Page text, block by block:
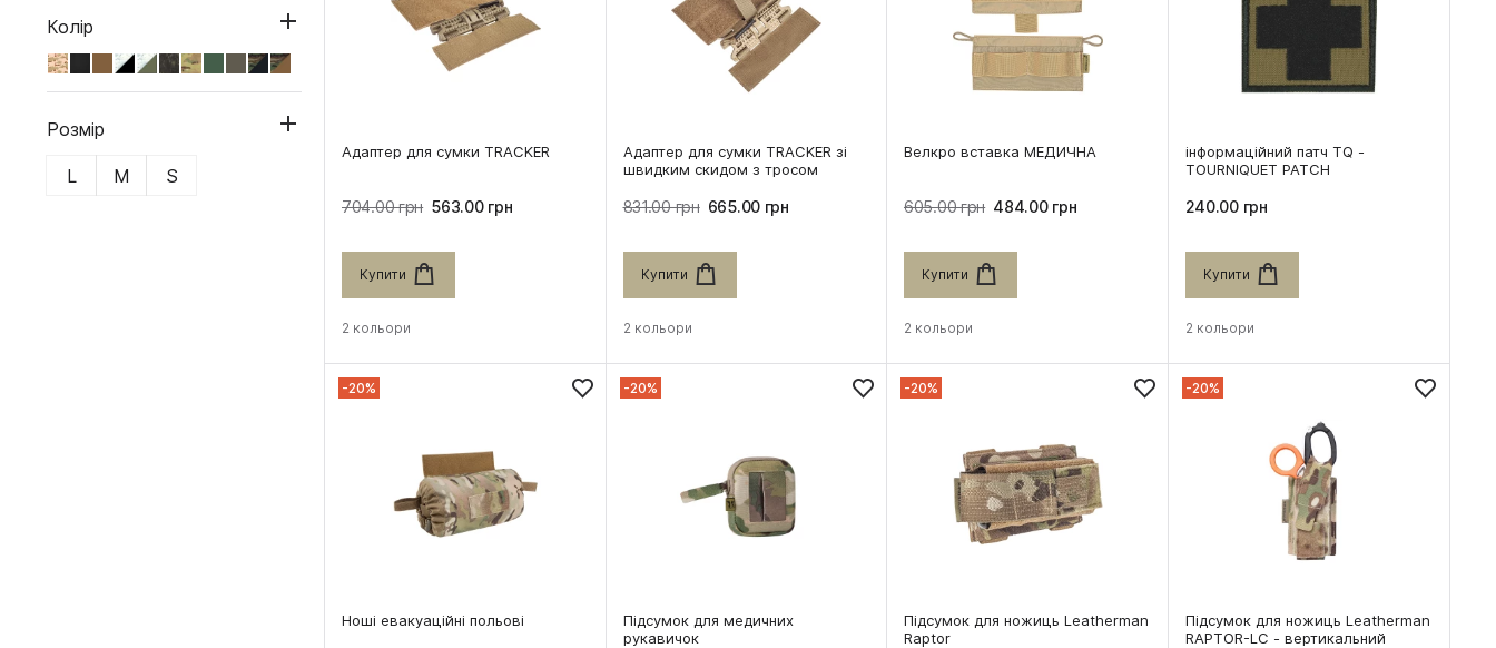
Колiр
Розмір
L M S
Адаптер для сумки TRACKER
704.00 грн 563.00 грн
Купити
2 кольори
Адаптер для сумки TRACKER зі
швидким скидом з тросом
831.00 грн 665.00 грн
Купити
2 кольори
Велкро вставка МЕДИЧНА
605.00 грн 484.00 грн
Купити
2 кольори
інформаційний патч TQ -
TOURNIQUET PATCH
240.00 грн
Купити
2 кольори
-20%
Ноші евакуаційні польові
-20%
Підсумок для медичних
рукавичок
-20%
Підсумок для ножиць Leatherman
Raptor
-20%
Підсумок для ножиць Leatherman
RAPTOR-LC - вертикальний